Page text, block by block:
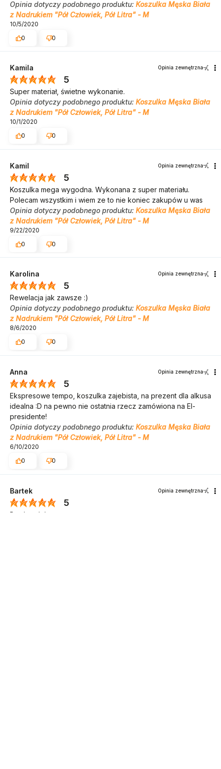
Opinia dotyczy podobnego produktu: Koszulka Męska Biała
z Nadrukiem "Pół Człowiek, Pół Litra" - M
10/5/2020
0
0
Kamila Opinia zewnętrzna
5
Super materiał, świetne wykonanie.
Opinia dotyczy podobnego produktu: Koszulka Męska Biała
z Nadrukiem "Pół Człowiek, Pół Litra" - M
10/1/2020
0
0
Kamil Opinia zewnętrzna
5
Koszulka mega wygodna. Wykonana z super materiału.
Polecam wszystkim i wiem ze to nie koniec zakupów u was
Opinia dotyczy podobnego produktu: Koszulka Męska Biała
z Nadrukiem "Pół Człowiek, Pół Litra" - M
9/22/2020
0
0
Karolina Opinia zewnętrzna
5
Rewelacja jak zawsze :)
Opinia dotyczy podobnego produktu: Koszulka Męska Biała
z Nadrukiem "Pół Człowiek, Pół Litra" - M
8/6/2020
0
0
Anna Opinia zewnętrzna
5
Ekspresowe tempo, koszulka zajebista, na prezent dla alkusa
idealna :D na pewno nie ostatnia rzecz zamówiona na El-
presidente!
Opinia dotyczy podobnego produktu: Koszulka Męska Biała
z Nadrukiem "Pół Człowiek, Pół Litra" - M
6/10/2020
0
0
Bartek Opinia zewnętrzna
5
Bardzo dobre